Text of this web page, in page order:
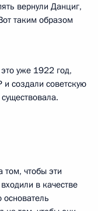
вернули Данциг,
таким образом
уже 1922 год,
создали советскую
том, чтобы эти
в качестве